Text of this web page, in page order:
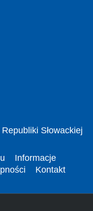
Słowackiej
Informacje
Kontakt